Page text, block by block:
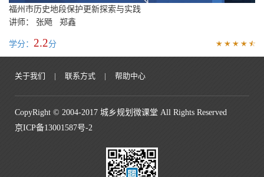
福州市历史地段保护更新探索与实践
讲师： 张飏 郑鑫
学分： 2.2分
关于我们 | 联系方式 | 帮助中心
CopyRight © 2004-2017 城乡规划微课堂 All Rights Reserved
京ICP备13001587号-2